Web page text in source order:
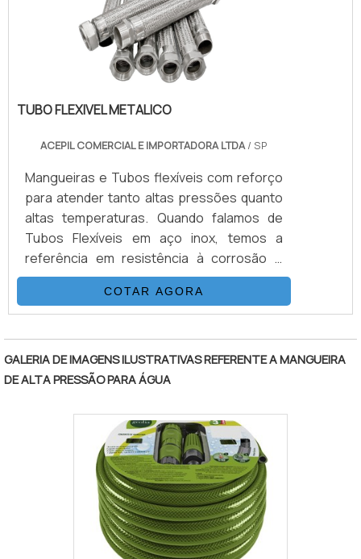
velocidade do teste sem perda na
qualidade .
TUBO FLEXIVEL METALICO
ACEPIL COMERCIAL E IMPORTADORA LTDA/ SP
Mangueiras e Tubos flexíveis com reforço
para atender tanto altas pressões quanto
altas temperaturas. Quando falamos de
Tubos Flexíveis em aço inox, temos a
referência em resistência à corrosão e
durabilidade de sistemas. Podem ser
fabricadas em aço inox 304, 321 ou 316
conforme necessidade do projeto e
possuir 1 ou 2 tramas em aço inox. Já as
mangueiras hidráulicas são focadas em
atender altas pressões, de acordo com as
COTAR AGORA
GALERIA DE IMAGENS ILUSTRATIVAS REFERENTE A MANGUEIRA
DE ALTA PRESSÃO PARA ÁGUA